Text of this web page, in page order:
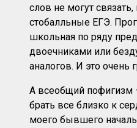
слов не могут
стобалльные ЕГЭ.
школьная по ряду
двоечниками или
аналогов. И это очень
А всеобщий пофигизм
брать все близко к
моего бывшего